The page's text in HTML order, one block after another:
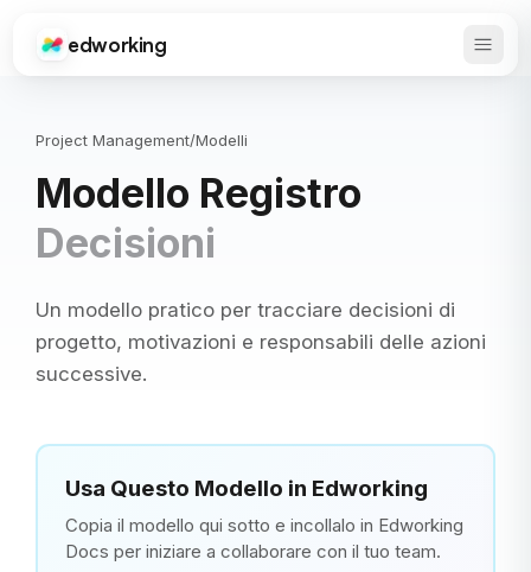
Edworking
edworking Apri
Project Management/Modelli
Modello Registro
Decisioni
Un modello pratico per tracciare decisioni di
progetto, motivazioni e responsabili delle azioni
successive.
Usa Questo Modello in Edworking
Copia il modello qui sotto e incollalo in Edworking
Docs per iniziare a collaborare con il tuo team.